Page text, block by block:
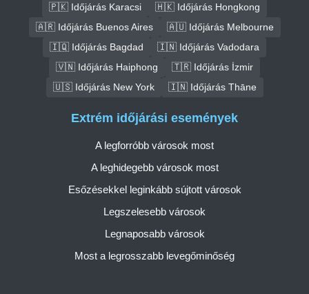
🇵🇰 Időjárás Karacsi
🇭🇰 Időjárás Hongkong
🇦🇷 Időjárás Buenos Aires
🇦🇺 Időjárás Melbourne
🇮🇶 Időjárás Bagdad
🇮🇳 Időjárás Vadodara
🇻🇳 Időjárás Haiphong
🇹🇷 Időjárás İzmir
🇺🇸 Időjárás New York
🇮🇳 Időjárás Thāne
Extrém időjárási események
A legforróbb városok most
A leghidegebb városok most
Esőzésekkel leginkább sújtott városok
Legszelesebb városok
Legnaposabb városok
Most a legrosszabb levegőminőség